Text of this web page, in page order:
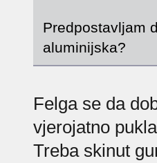
Predpostavljam
aluminijska?
Felga se da
vjerojatno
Treba skinut